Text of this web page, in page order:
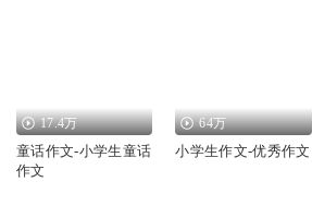
17.4万
童话作文-小学生童话
作文
64万
小学生作文-优秀作文